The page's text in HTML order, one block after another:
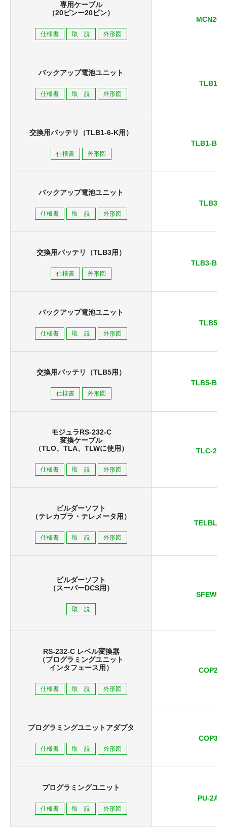
専用ケーブル
（20ピンー20ピン）
仕様書 取 説 外形図
MCN20
バックアップ電池ユニット
仕様書 取 説 外形図
TLB1
交換用バッテリ （TLB1-6-K用）
仕様書 外形図
TLB1-BAT
バックアップ電池ユニット
仕様書 取 説 外形図
TLB3
交換用バッテリ（TLB3用）
仕様書 外形図
TLB3-BAT
バックアップ電池ユニット
仕様書 取 説 外形図
TLB5
交換用バッテリ（TLB5用）
仕様書 外形図
TLB5-BAT
モジュラRS-232-C
変換ケーブル
（TLO、TLA、TLWに使用）
仕様書 取 説 外形図
TLC-20
ビルダーソフト
（テレカプラ・テレメータ用）
仕様書 取 説 外形図
TELBLD
ビルダーソフト
（スーパーDCS用）
取 説
SFEW3
RS-232-C レベル変換器
（プログラミングユニット
インタフェース用）
仕様書 取 説 外形図
COP2
プログラミングユニットアダプタ
仕様書 取 説 外形図
COP3
プログラミングユニット
仕様書 取 説 外形図
PU-2A